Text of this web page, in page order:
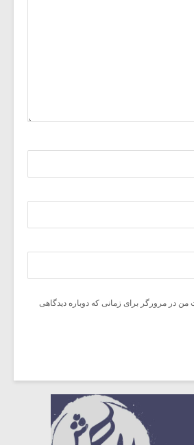
من در مرورگر برای زمانی که دوباره دیدگاهی